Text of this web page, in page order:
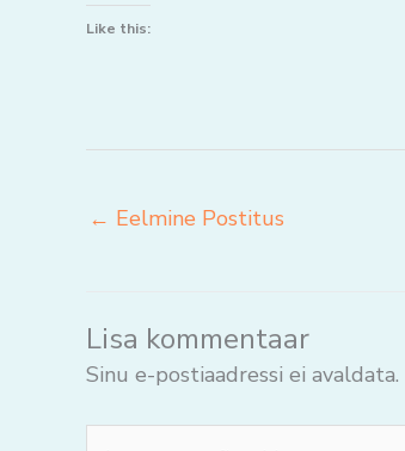
Like this:
← Eelmine Postitus
Lisa kommentaar
Sinu e-postiaadressi ei avaldata.